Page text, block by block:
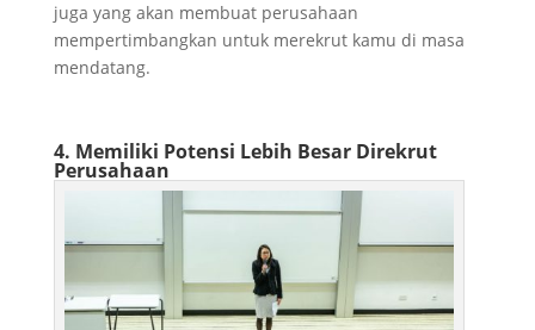
juga yang akan membuat perusahaan
mempertimbangkan untuk merekrut kamu di masa
mendatang.
4. Memiliki Potensi Lebih Besar Direkrut
Perusahaan